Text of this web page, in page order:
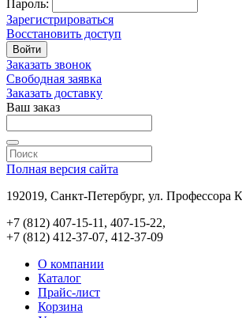
Пароль:
Зарегистрироваться
Восстановить доступ
Войти
Заказать звонок
Свободная заявка
Заказать доставку
Ваш заказ
Полная версия сайта
192019, Санкт-Петербург, ул. Профессора
+7 (812) 407-15-11, 407-15-22,
+7 (812) 412-37-07, 412-37-09
О компании
Каталог
Прайс-лист
Корзина